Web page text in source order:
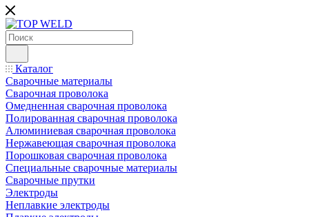
Каталог
Сварочные материалы
Сварочная проволока
Омедненная сварочная проволока
Полированная сварочная проволока
Алюминиевая сварочная проволока
Нержавеющая сварочная проволока
Порошковая сварочная проволока
Специальные сварочные материалы
Сварочные прутки
Электроды
Неплавкие электроды